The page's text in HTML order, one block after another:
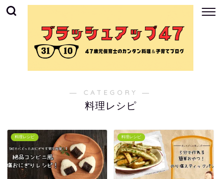
― CATEGORY ―
料理レシピ
料理レシピ 料理レシピ